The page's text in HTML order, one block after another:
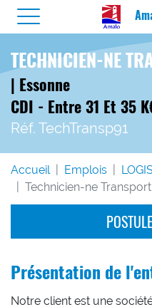
TECHNICIEN-NE
| Essonne
CDI - Entre 31 Et 35
Réf. TechTransp91
Accueil Emplois
Technicien-ne Transport
Présentation de
Notre client est une